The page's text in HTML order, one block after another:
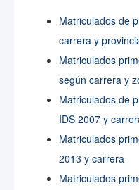
Matriculados de
carrera y
Matriculados
según carrera y
Matriculados de
IDS 2007 y
Matriculados
2013 y carrera
Matriculados